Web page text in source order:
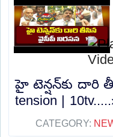
హై టెన్షన్‌కు దారి
tension |
CATEGORY: